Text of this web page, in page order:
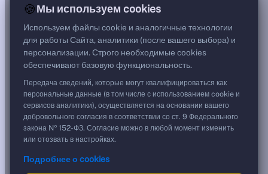
Цена
192,19 %
1 921,90 ₽
Срок, лет
0,51
Дюрация, лет
0,51
Рейтинг
Тип
Корпоративная
Флоатер
Доходность и цена
🍪Мы используем cookies
Используем файлы cookie и аналогичные технологии
для работы Сайта, аналитики (после вашего выбора) и
персонализации. Строго необходимые cookies
обеспечивают базовую функциональность.
Передача сведений, которые могут квалифицироваться как
персональные данные (в том числе с использованием cookie и
сервисов аналитики), осуществляется на основании вашего
добровольного согласия в соответствии со ст. 9 Федерального
закона № 152-ФЗ. Согласие можно в любой момент изменить
или отозвать в настройках.
Подробнее о cookies